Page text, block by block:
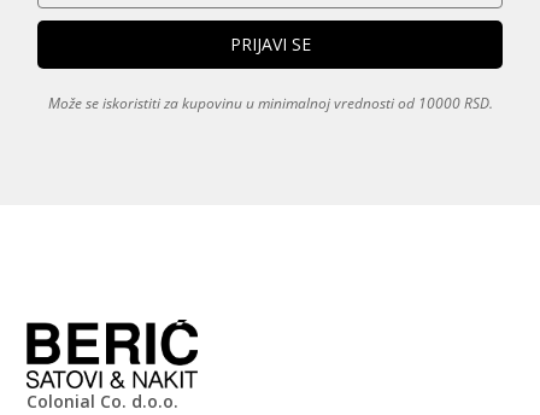
Može se iskoristiti za kupovinu u minimalnoj vrednosti od 10000 RSD.
Colonial Co. d.o.o.